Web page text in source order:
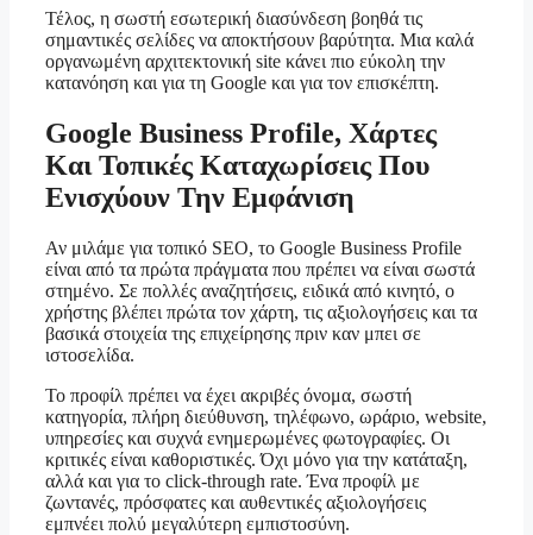
Τέλος, η σωστή εσωτερική διασύνδεση βοηθά τις
σημαντικές σελίδες να αποκτήσουν βαρύτητα. Μια καλά
οργανωμένη αρχιτεκτονική site κάνει πιο εύκολη την
κατανόηση και για τη Google και για τον επισκέπτη.
Google Business Profile, Χάρτες
Και Τοπικές Καταχωρίσεις Που
Ενισχύουν Την Εμφάνιση
Αν μιλάμε για τοπικό SEO, το Google Business Profile
είναι από τα πρώτα πράγματα που πρέπει να είναι σωστά
στημένο. Σε πολλές αναζητήσεις, ειδικά από κινητό, ο
χρήστης βλέπει πρώτα τον χάρτη, τις αξιολογήσεις και τα
βασικά στοιχεία της επιχείρησης πριν καν μπει σε
ιστοσελίδα.
Το προφίλ πρέπει να έχει ακριβές όνομα, σωστή
κατηγορία, πλήρη διεύθυνση, τηλέφωνο, ωράριο, website,
υπηρεσίες και συχνά ενημερωμένες φωτογραφίες. Οι
κριτικές είναι καθοριστικές. Όχι μόνο για την κατάταξη,
αλλά και για το click-through rate. Ένα προφίλ με
ζωντανές, πρόσφατες και αυθεντικές αξιολογήσεις
εμπνέει πολύ μεγαλύτερη εμπιστοσύνη.